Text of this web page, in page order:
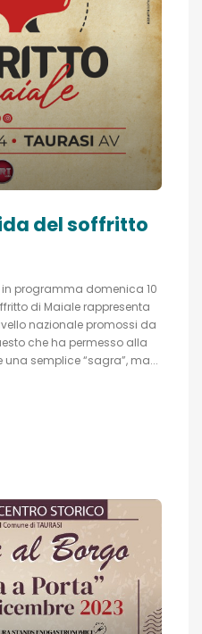
del soffritto
programma domenica 10
di Maiale rappresenta
nazionale promossi da
che ha permesso alla
semplice “sagra”, ma...